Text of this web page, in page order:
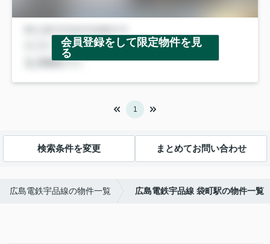
会員登録をして限定物件を見
る
1
検索条件を変更 まとめてお問い合わせ
広島電鉄宇品線の物件一覧 広島電鉄宇品線 袋町駅の物件一覧